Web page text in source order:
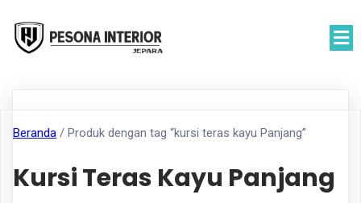
Beranda / Produk dengan tag “kursi teras kayu Panjang”
Kursi Teras Kayu Panjang